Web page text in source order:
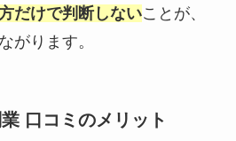
だけで判断しないことが、
がります。
口コミのメリット